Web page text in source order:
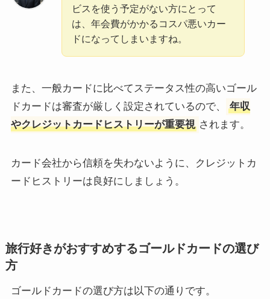
ビスを使う予定がない方にとって
は、年会費がかかるコスパ悪いカー
ドになってしまいますね。
また、一般カードに比べてステータス性の高いゴール
ドカードは審査が厳しく設定されているので、
年収
やクレジットカードヒストリーが重要視 されます。
カード会社から信頼を失わないように、クレジットカ
ードヒストリーは良好にしましょう。
旅行好きがおすすめするゴールドカードの選び
方
ゴールドカードの選び方は以下の通りです。